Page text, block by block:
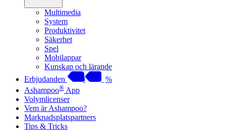
Multimedia
System
Produktivitet
Säkerhet
Spel
Mobilappar
Kunskap och lärande
Erbjudanden
%
Ashampoo® App
Volymlicenser
Vem är Ashampoo?
Marknadsplatspartners
Tips & Tricks